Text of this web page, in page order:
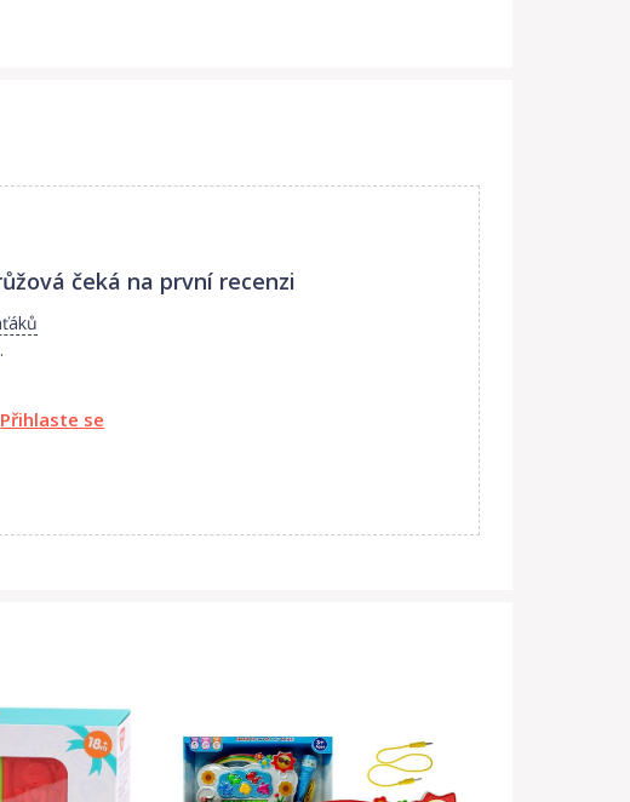
čeká na první recenzi
Přihlaste se